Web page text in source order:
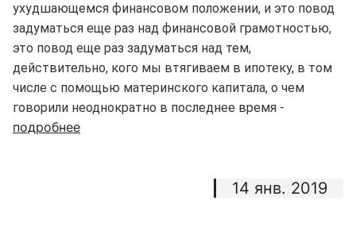
ухудшающемся финансовом положении, и это повод
задуматься еще раз над финансовой грамотностью,
это повод еще раз задуматься над тем,
действительно, кого мы втягиваем в ипотеку, в том
числе с помощью материнского капитала, о чем
говорили неоднократно в последнее время -
подробнее
14 янв. 2019